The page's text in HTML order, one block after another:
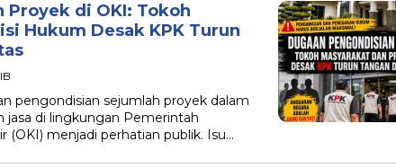
Proyek di OKI: Tokoh
Hukum Desak KPK Turun
pengondisian sejumlah proyek dalam
jasa di lingkungan Pemerintah
(OKI) menjadi perhatian publik. Isu…